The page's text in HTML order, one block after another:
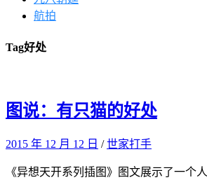
航拍
Tag好处
图说：有只猫的好处
2015 年 12 月 12 日 /世家打手
《异想天开系列插图》图文展示了一个